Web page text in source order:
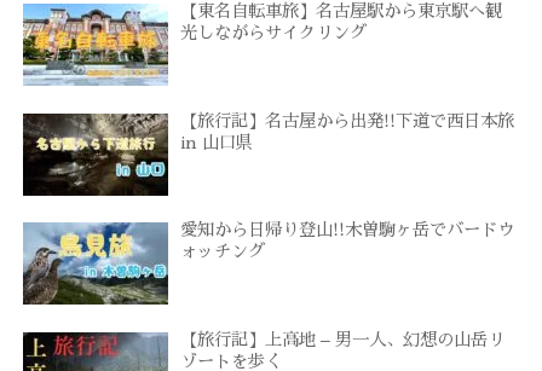
【東名自転車旅】名古屋駅から東京駅へ観
光しながらサイクリング
【旅行記】名古屋から出発!!下道で西日本旅
in 山口県
愛知から日帰り登山!!木曽駒ヶ岳でバードウ
ォッチング
【旅行記】上高地 – 男一人、幻想の山岳リ
ゾートを歩く